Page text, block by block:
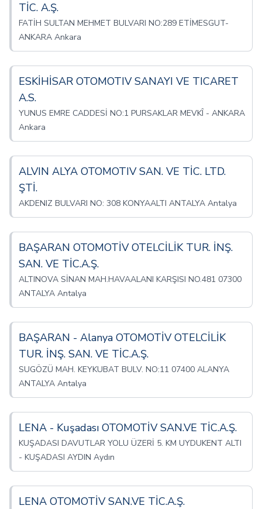
TİC. A.Ş.
FATİH SULTAN MEHMET BULVARI NO:289 ETİMESGUT-
ANKARA Ankara
ESKİHİSAR OTOMOTIV SANAYI VE TICARET
A.S.
YUNUS EMRE CADDESİ NO:1 PURSAKLAR MEVKÎ - ANKARA
Ankara
ALVIN ALYA OTOMOTIV SAN. VE TİC. LTD.
ŞTİ.
AKDENIZ BULVARI NO: 308 KONYAALTI ANTALYA Antalya
BAŞARAN OTOMOTİV OTELCİLİK TUR. İNŞ.
SAN. VE TİC.A.Ş.
ALTINOVA SİNAN MAH.HAVAALANI KARŞISI NO.481 07300
ANTALYA Antalya
BAŞARAN - Alanya OTOMOTİV OTELCİLİK
TUR. İNŞ. SAN. VE TİC.A.Ş.
SUGÖZÜ MAH. KEYKUBAT BULV. NO:11 07400 ALANYA
ANTALYA Antalya
LENA - Kuşadası OTOMOTİV SAN.VE TİC.A.Ş.
KUŞADASI DAVUTLAR YOLU ÜZERİ 5. KM UYDUKENT ALTI
- KUŞADASI AYDIN Aydın
LENA OTOMOTİV SAN.VE TİC.A.Ş.